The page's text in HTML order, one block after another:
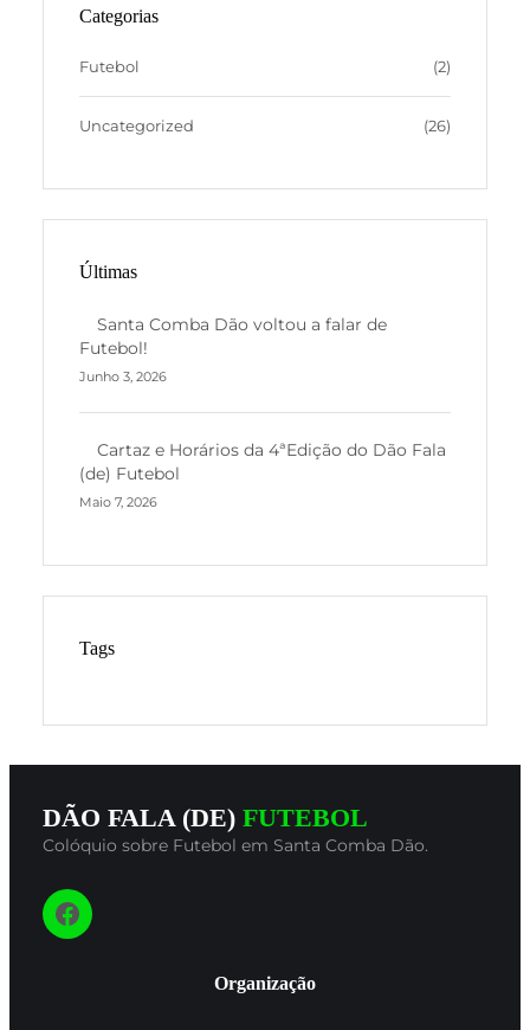
Categorias
Futebol (2)
Uncategorized (26)
Últimas
Santa Comba Dão voltou a falar de
Futebol!
Junho 3, 2026
Cartaz e Horários da 4ªEdição do Dão Fala
(de) Futebol
Maio 7, 2026
Tags
DÃO FALA (DE) FUTEBOL
Colóquio sobre Futebol em Santa Comba Dão.
Siga-nos
Organização